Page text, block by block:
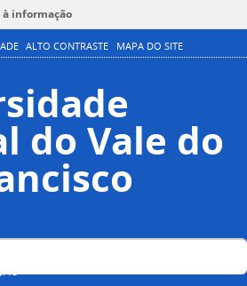
à informação
Participe
Canais
ALTO CONTRASTE MAPA DO SITE
do Vale do